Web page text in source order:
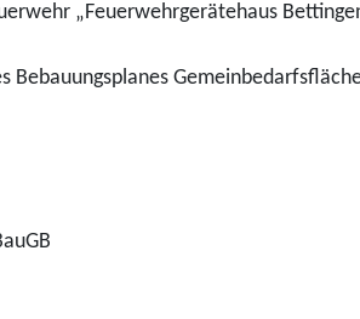
„Feuerwehrgerätehaus